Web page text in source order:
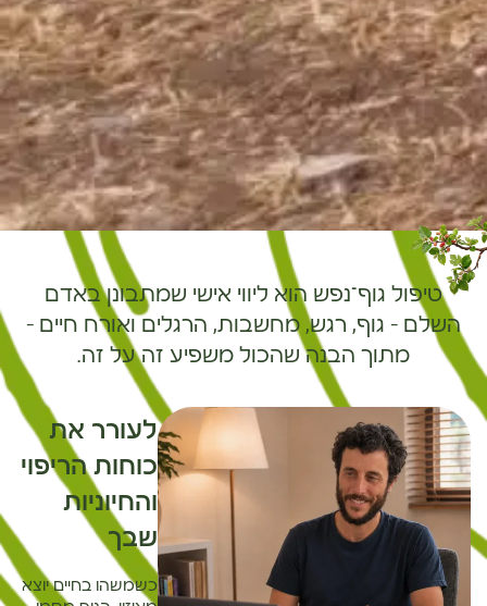
טיפול גוף־נפש הוא ליווי אישי שמתבונן באדם
השלם – גוף, רגש, מחשבות, הרגלים ואורח חיים –
מתוך הבנה שהכול משפיע זה על זה.
לעורר את
כוחות הריפוי
והחיוניות
שבך
כשמשהו בחיים יוצא